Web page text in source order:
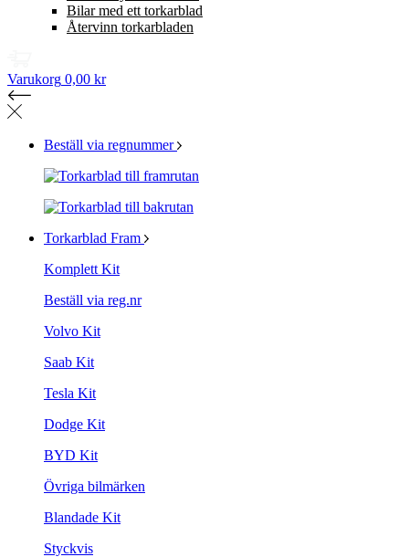
Bilar med ett torkarblad
Återvinn torkarbladen
Varukorg 0,00 kr
Beställ via regnummer
Torkarblad Fram
Komplett Kit
Beställ via reg.nr
Volvo Kit
Saab Kit
Tesla Kit
Dodge Kit
BYD Kit
Övriga bilmärken
Blandade Kit
Styckvis